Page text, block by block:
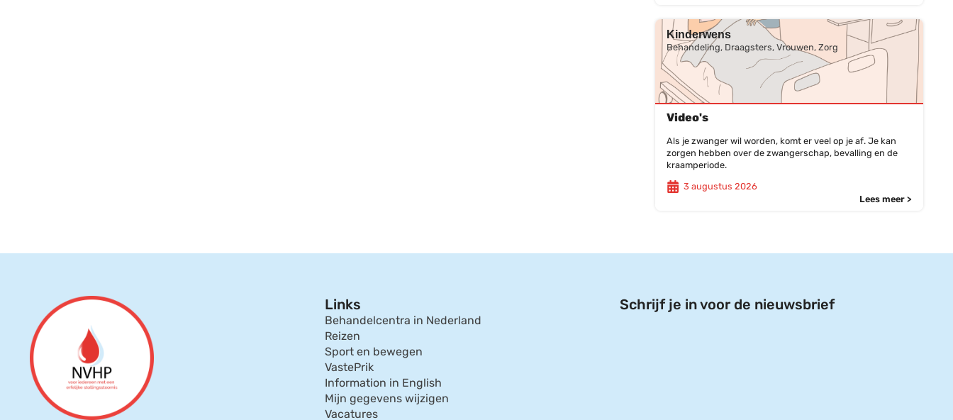
Kinderwens
Behandeling, Draagsters, Vrouwen, Zorg
Video's
Als je zwanger wil worden, komt er veel op je af. Je kan
zorgen hebben over de zwangerschap, bevalling en de
kraamperiode.
3 augustus 2026
Lees meer >
Links
Behandelcentra in Nederland
Reizen
Sport en bewegen
VastePrik
Information in English
Mijn gegevens wijzigen
Vacatures
Schrijf je in voor de nieuwsbrief